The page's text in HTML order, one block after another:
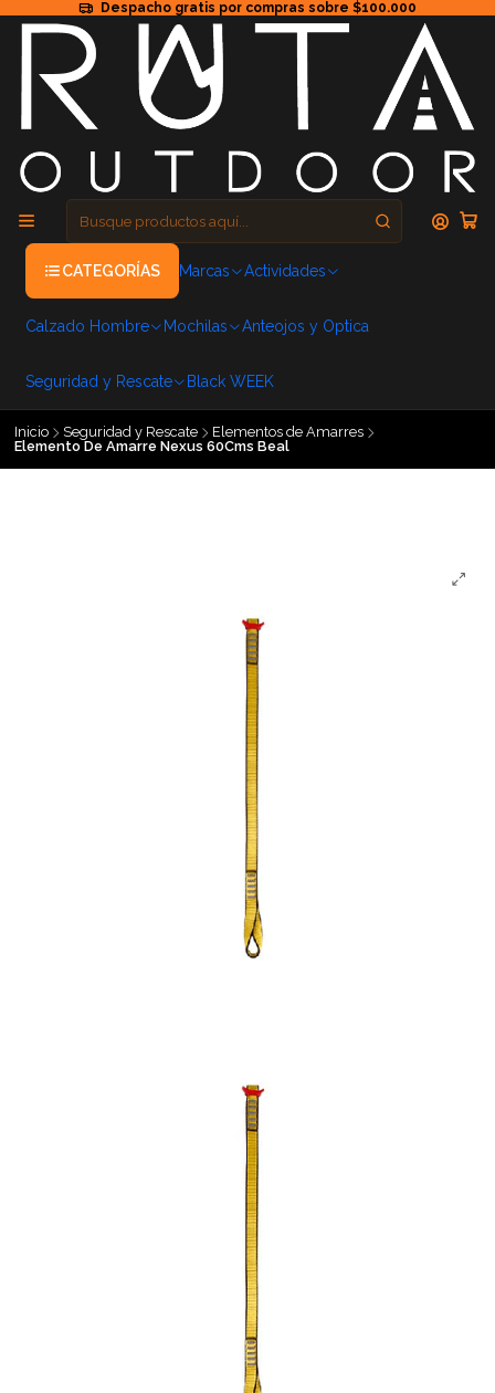
Despacho gratis por compras sobre $100.000
CATEGORÍAS Marcas Actividades
Calzado Hombre Mochilas Anteojos y Optica
Seguridad y Rescate Black WEEK
Inicio Seguridad y Rescate
Elementos de Amarres
Elemento De Amarre Nexus 60Cms Beal